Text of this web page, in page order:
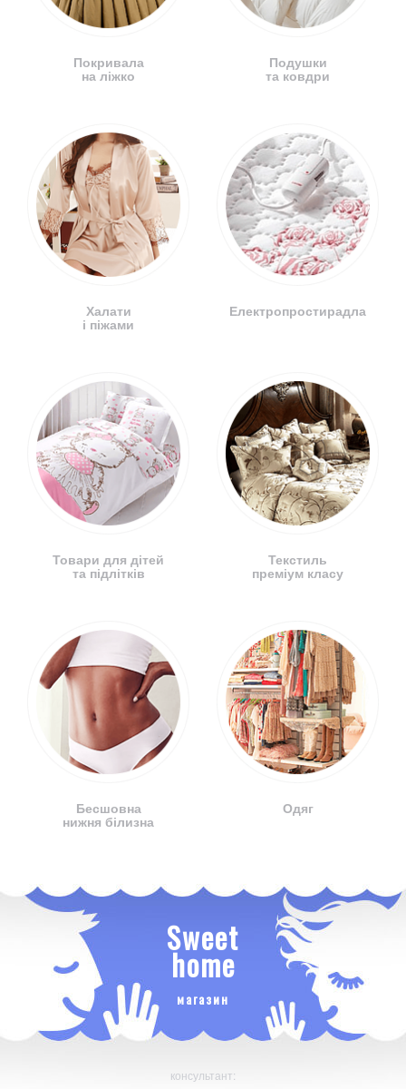
Покривала
на ліжко
Халати
і піжами
Товари для дітей
та підлітків
Бесшовна
нижня білизна
Подушки
та ковдри
Електропростирадла
Текстиль
преміум класу
Одяг
Sweet
home
магазин
консультант: